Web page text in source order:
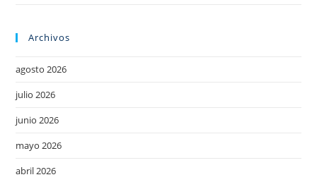
Archivos
agosto 2026
julio 2026
junio 2026
mayo 2026
abril 2026